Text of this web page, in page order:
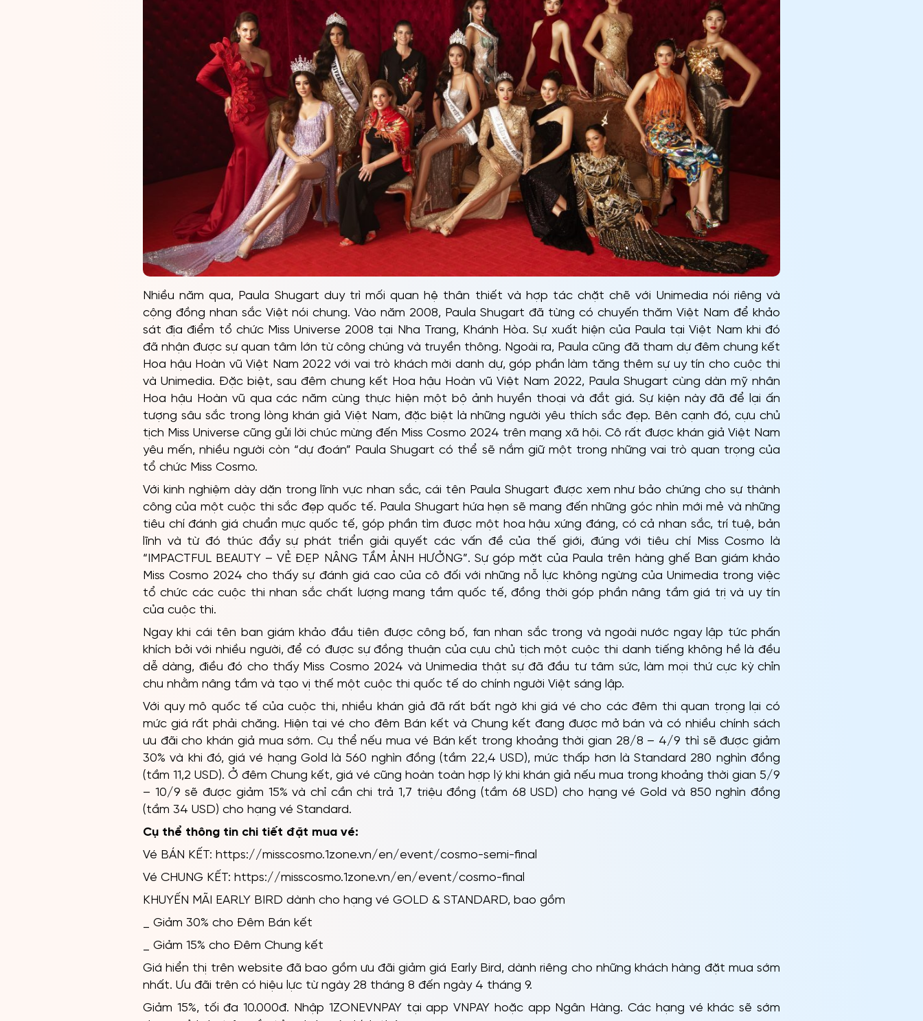
Nhiều năm qua, Paula Shugart duy trì mối quan hệ thân thiết và hợp tác chặt chẽ với Unimedia nói riêng và
cộng đồng nhan sắc Việt nói chung. Vào năm 2008, Paula Shugart đã từng có chuyến thăm Việt Nam để khảo
sát địa điểm tổ chức Miss Universe 2008 tại Nha Trang, Khánh Hòa. Sự xuất hiện của Paula tại Việt Nam khi đó
đã nhận được sự quan tâm lớn từ công chúng và truyền thông. Ngoài ra, Paula cũng đã tham dự đêm chung kết
Hoa hậu Hoàn vũ Việt Nam 2022 với vai trò khách mời danh dự, góp phần làm tăng thêm sự uy tín cho cuộc thi
và Unimedia. Đặc biệt, sau đêm chung kết Hoa hậu Hoàn vũ Việt Nam 2022, Paula Shugart cùng dàn mỹ nhân
Hoa hậu Hoàn vũ qua các năm cùng thực hiện một bộ ảnh huyền thoại và đắt giá. Sự kiện này đã để lại ấn
tượng sâu sắc trong lòng khán giả Việt Nam, đặc biệt là những người yêu thích sắc đẹp. Bên cạnh đó, cựu chủ
tịch Miss Universe cũng gửi lời chúc mừng đến Miss Cosmo 2024 trên mạng xã hội. Cô rất được khán giả Việt Nam
yêu mến, nhiều người còn “dự đoán” Paula Shugart có thể sẽ nắm giữ một trong những vai trò quan trọng của
tổ chức Miss Cosmo.
Với kinh nghiệm dày dặn trong lĩnh vực nhan sắc, cái tên Paula Shugart được xem như bảo chứng cho sự thành
công của một cuộc thi sắc đẹp quốc tế. Paula Shugart hứa hẹn sẽ mang đến những góc nhìn mới mẻ và những
tiêu chí đánh giá chuẩn mực quốc tế, góp phần tìm được một hoa hậu xứng đáng, có cả nhan sắc, trí tuệ, bản
lĩnh và từ đó thúc đẩy sự phát triển giải quyết các vấn đề của thế giới, đúng với tiêu chí Miss Cosmo là
“IMPACTFUL BEAUTY – VẺ ĐẸP NÂNG TẦM ẢNH HƯỞNG”. Sự góp mặt của Paula trên hàng ghế Ban giám khảo
Miss Cosmo 2024 cho thấy sự đánh giá cao của cô đối với những nỗ lực không ngừng của Unimedia trong việc
tổ chức các cuộc thi nhan sắc chất lượng mang tầm quốc tế, đồng thời góp phần nâng tầm giá trị và uy tín
của cuộc thi.
Ngay khi cái tên ban giám khảo đầu tiên được công bố, fan nhan sắc trong và ngoài nước ngay lập tức phấn
khích bởi với nhiều người, để có được sự đồng thuận của cựu chủ tịch một cuộc thi danh tiếng không hề là đều
dễ dàng, điều đó cho thấy Miss Cosmo 2024 và Unimedia thật sự đã đầu tư tâm sức, làm mọi thứ cực kỳ chỉn
chu nhằm nâng tầm và tạo vị thế một cuộc thi quốc tế do chính người Việt sáng lập.
Với quy mô quốc tế của cuộc thi, nhiều khán giả đã rất bất ngờ khi giá vé cho các đêm thi quan trọng lại có
mức giá rất phải chăng. Hiện tại vé cho đêm Bán kết và Chung kết đang được mở bán và có nhiều chính sách
ưu đãi cho khán giả mua sớm. Cụ thể nếu mua vé Bán kết trong khoảng thời gian 28/8 – 4/9 thì sẽ được giảm
30% và khi đó, giá vé hạng Gold là 560 nghìn đồng (tầm 22,4 USD), mức thấp hơn là Standard 280 nghìn đồng
(tầm 11,2 USD). Ở đêm Chung kết, giá vé cũng hoàn toàn hợp lý khi khán giả nếu mua trong khoảng thời gian 5/9
– 10/9 sẽ được giảm 15% và chỉ cần chi trả 1,7 triệu đồng (tầm 68 USD) cho hạng vé Gold và 850 nghìn đồng
(tầm 34 USD) cho hạng vé Standard.
Cụ thể thông tin chi tiết đặt mua vé:
Vé BÁN KẾT: https://misscosmo.1zone.vn/en/event/cosmo-semi-final
Vé CHUNG KẾT: https://misscosmo.1zone.vn/en/event/cosmo-final
KHUYẾN MÃI EARLY BIRD dành cho hạng vé GOLD & STANDARD, bao gồm
_ Giảm 30% cho Đêm Bán kết
_ Giảm 15% cho Đêm Chung kết
Giá hiển thị trên website đã bao gồm ưu đãi giảm giá Early Bird, dành riêng cho những khách hàng đặt mua sớm
nhất. Ưu đãi trên có hiệu lực từ ngày 28 tháng 8 đến ngày 4 tháng 9.
Giảm 15%, tối đa 10.000đ. Nhập 1ZONEVNPAY tại app VNPAY hoặc app Ngân Hàng. Các hạng vé khác sẽ sớm